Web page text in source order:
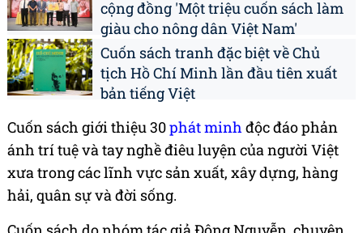
cộng đồng 'Một triệu cuốn sách làm
giàu cho nông dân Việt Nam'
Cuốn sách tranh đặc biệt về Chủ
tịch Hồ Chí Minh lần đầu tiên xuất
bản tiếng Việt
Cuốn sách giới thiệu 30phát minh độc đáo phản
ánh trí tuệ và tay nghề điêu luyện của người Việt
xưa trong các lĩnh vực sản xuất, xây dựng, hàng
hải, quân sự và đời sống.